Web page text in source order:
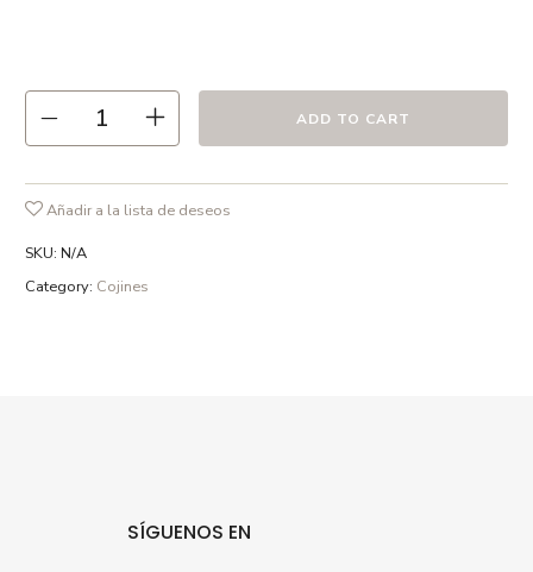
● Cremallera oculta
● Hecho en España
detergentes sin fosfatos y en ciclo delicado.
ADD TO CART
Añadir a la lista de deseos
SKU:N/A
Category: Cojines
SÍGUENOS EN